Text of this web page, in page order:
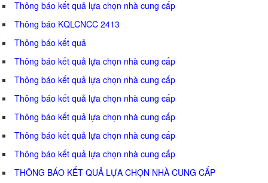
Thông báo kết quả lựa chọn nhà cung cấp
Thông báo KQLCNCC 2413
Thông báo kết quả
Thông báo kết quả lựa chọn nhà cung cấp
Thông báo kết quả lựa chọn nhà cung cấp
Thông báo kết quả lựa chọn nhà cung cấp
Thông báo kết quả lựa chọn nhà cung cấp
Thông báo kết quả lựa chọn nhà cung cấp
Thông báo kết quả lựa chọn nhà cung cấp
THÔNG BÁO KẾT QUẢ LỰA CHỌN NHÀ CUNG CẤP